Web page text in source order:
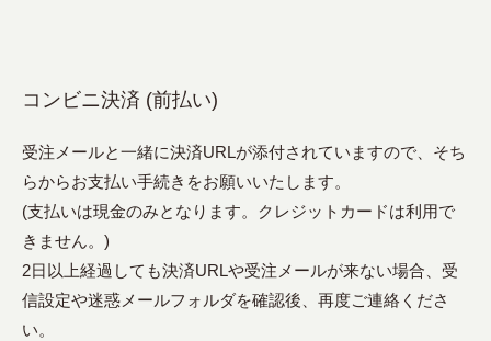
コンビニ決済 (前払い)
受注メールと一緒に決済URLが添付されていますので、そち
らからお支払い手続きをお願いいたします。
(支払いは現金のみとなります。クレジットカードは利用で
きません。)
2日以上経過しても決済URLや受注メールが来ない場合、受
信設定や迷惑メールフォルダを確認後、再度ご連絡くださ
い。